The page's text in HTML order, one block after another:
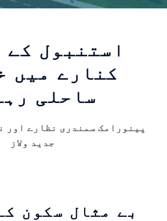
استنبول کے
کنارے میں
ساحلی
پینورامک سمندری نظارے اور
جدید ولاز
بے مثال سکون